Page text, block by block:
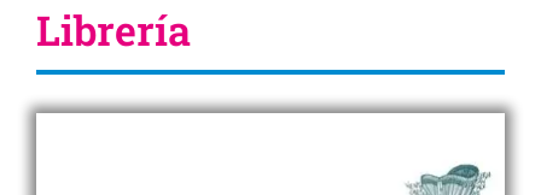
Librería